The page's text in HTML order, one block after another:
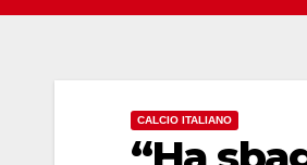
CALCIO ITALIANO